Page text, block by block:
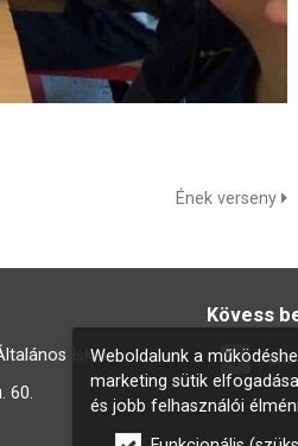
Ének verseny
Iskola
60.
Kövess
Weboldalunk a
marketing sütik
és jobb felhasználói